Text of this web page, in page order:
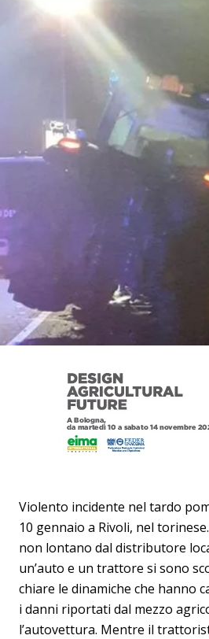
Violento incidente nel tardo
10 gennaio a Rivoli, nel
non lontano dal distributore
un’auto e un trattore si sono
chiare le dinamiche che hanno
i danni riportati dal mezzo
l’autovettura. Mentre il